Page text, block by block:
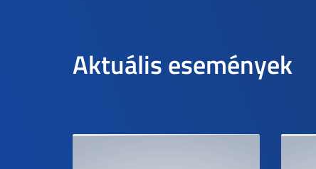
Aktuális események